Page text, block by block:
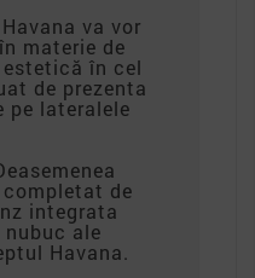
va vor
materie de
în cel
de prezenta
pe lateralele
de
integrata
ale
Havana.